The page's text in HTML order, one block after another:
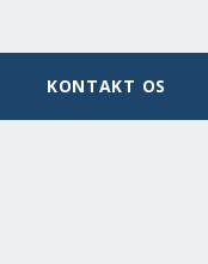
KONTAKT OS